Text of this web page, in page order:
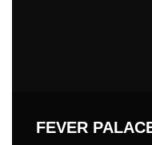
FEVER